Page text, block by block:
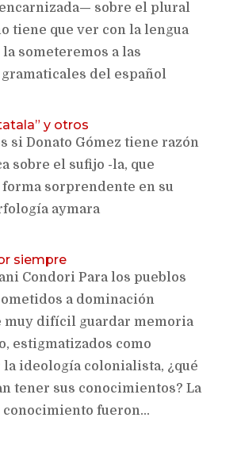
sobre el plural
tiene que ver con la lengua
someteremos a las
del español
y otros
si Donato Gómez tiene razón
sobre el sufijo -la, que
sorprendente en su
aymara
siempre
Condori Para los pueblos
a dominación
muy difícil guardar memoria
estigmatizados como
ideología colonialista, ¿qué
tener sus conocimientos? La
fueron...